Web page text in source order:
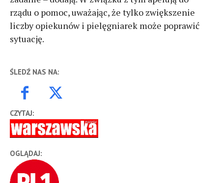
rządu o pomoc, uważając, że tylko zwiększenie
liczby opiekunów i pielęgniarek może poprawić
sytuację.
ŚLEDŹ NAS NA:
CZYTAJ:
OGLĄDAJ: